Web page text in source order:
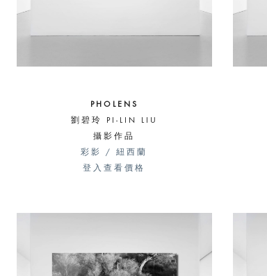
PHOLENS
劉碧玲 PI-LIN LIU
攝影作品
彩影 / 紐西蘭
登入查看價格